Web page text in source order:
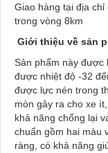
Giao hàng tại địa
trong vòng 8km
Giới thiệu về sản
Sản phẩm này được
được nhiệt độ -32
được lực nén trong
mòn gây ra cho xe
khả năng chống lại
chuẩn gồm hai màu
ràng, có khả năng